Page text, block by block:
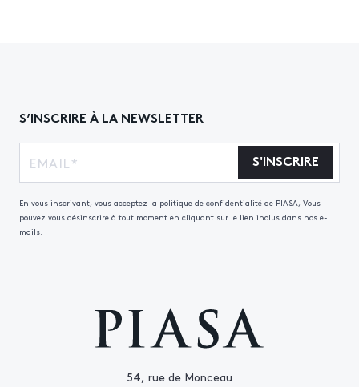
54, rue de Monceau
S’INSCRIRE À LA NEWSLETTER
S'INSCRIRE
En vous inscrivant, vous acceptez la politique de confidentialité de PIASA, Vous
pouvez vous désinscrire à tout moment en cliquant sur le lien inclus dans nos e-
mails.